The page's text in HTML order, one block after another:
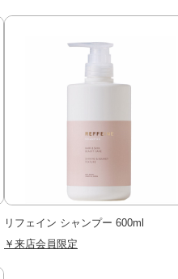
リフェイン シャンプー 600ml
￥来店会員限定